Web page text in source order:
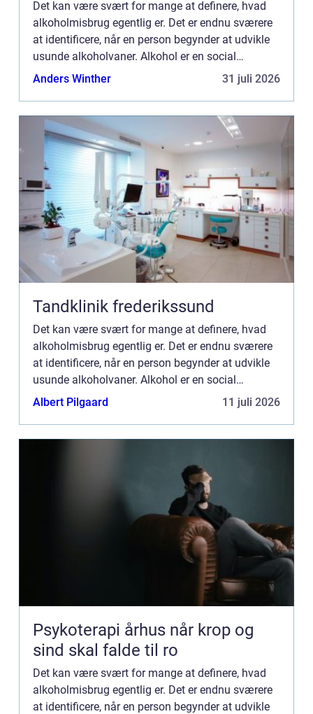
Det kan være svært for mange at definere, hvad
alkoholmisbrug egentlig er. Det er endnu sværere
at identificere, når en person begynder at udvikle
usunde alkoholvaner. Alkohol er en social
accepteret del af vores livsstil, hvilket gør det let at
Anders Winther 31 juli 2026
Tandklinik frederikssund
Det kan være svært for mange at definere, hvad
alkoholmisbrug egentlig er. Det er endnu sværere
at identificere, når en person begynder at udvikle
usunde alkoholvaner. Alkohol er en social
accepteret del af vores livsstil, hvilket gør det let at
Albert Pilgaard 11 juli 2026
Psykoterapi århus når krop og
sind skal falde til ro
Det kan være svært for mange at definere, hvad
alkoholmisbrug egentlig er. Det er endnu sværere
at identificere, når en person begynder at udvikle